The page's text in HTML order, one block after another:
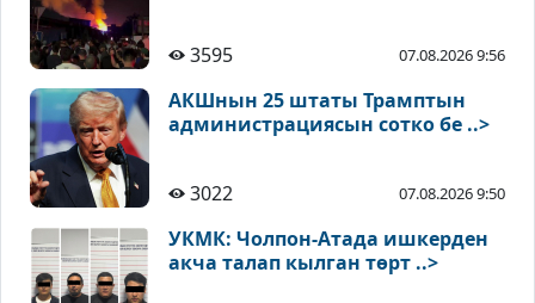
3595 07.08.2026 9:56
АКШнын 25 штаты Трамптын
администрациясын сотко бе ..>
3022 07.08.2026 9:50
УКМК: Чолпон-Атада ишкерден
акча талап кылган төрт ..>